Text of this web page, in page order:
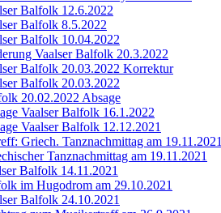
Balfolk 12.6.2022
Balfolk 8.5.2022
Balfolk 10.04.2022
Vaalser Balfolk 20.3.2022
Balfolk 20.03.2022 Korrektur
Balfolk 20.03.2022
20.02.2022 Absage
Vaalser Balfolk 16.1.2022
Vaalser Balfolk 12.12.2021
Griech. Tanznachmittag am 19.11.2021
Tanznachmittag am 19.11.2021
Balfolk 14.11.2021
im Hugodrom am 29.10.2021
Balfolk 24.10.2021